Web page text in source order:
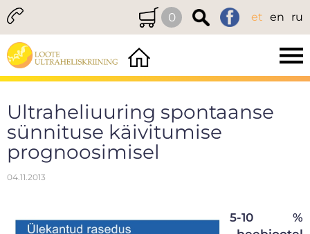
0 et en ru
Ultraheliuuring spontaanse
sünnituse käivitumise
prognoosimisel
04.11.2013
5-10 %